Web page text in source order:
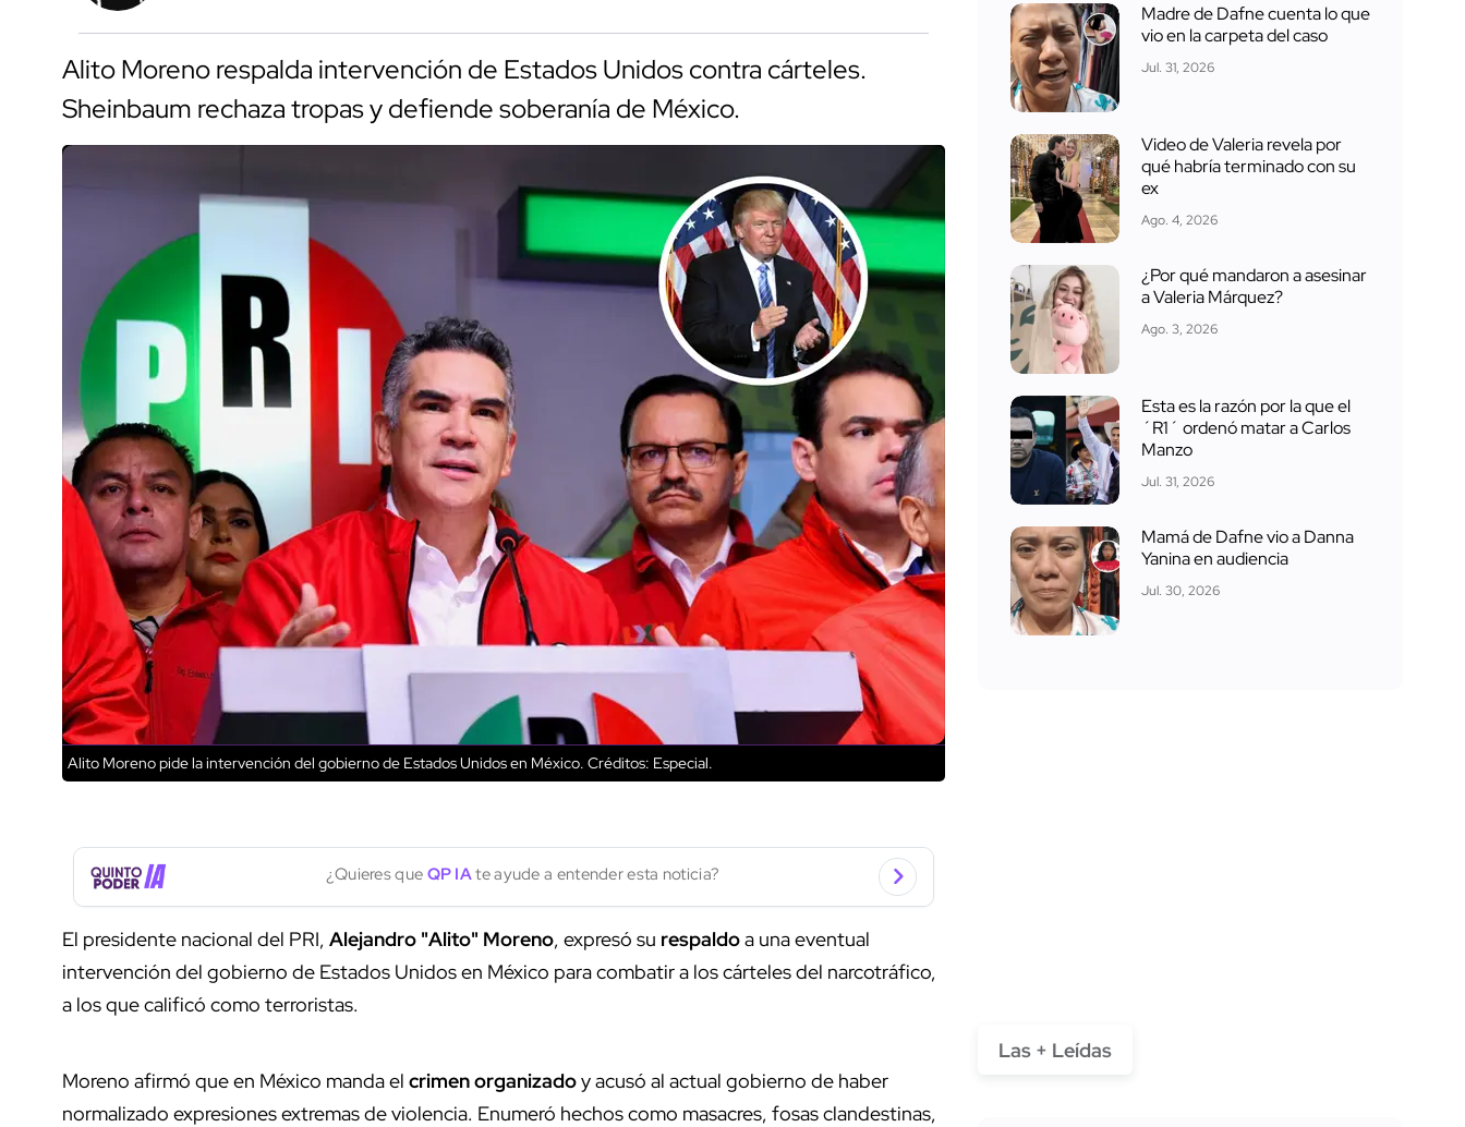
Alito Moreno respalda intervención de Estados Unidos contra cárteles.
Sheinbaum rechaza tropas y defiende soberanía de México.
Alito Moreno pide la intervención del gobierno de Estados Unidos en México. Créditos: Especial.
¿Quieres que QP IAte ayude a entender esta noticia?
El presidente nacional del PRI, Alejandro "Alito" Moreno, expresó su respaldoa una eventual
intervención del gobierno de Estados Unidos en México para combatir a los cárteles del narcotráfico,
a los que calificó como terroristas.
Moreno afirmó que en México manda el crimen organizadoy acusó al actual gobierno de haber
normalizado expresiones extremas de violencia. Enumeró hechos como masacres, fosas clandestinas,
Madre de Dafne cuenta lo que
vio en la carpeta del caso
Jul. 31, 2026
Video de Valeria revela por
qué habría terminado con su
ex
Ago. 4, 2026
¿Por qué mandaron a asesinar
a Valeria Márquez?
Ago. 3, 2026
Esta es la razón por la que el
´R1´ ordenó matar a Carlos
Manzo
Jul. 31, 2026
Mamá de Dafne vio a Danna
Yanina en audiencia
Jul. 30, 2026
Las + Leídas